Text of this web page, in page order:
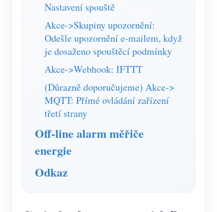
Nastavení spouště
Akce->Skupiny upozornění:
Odešle upozornění e-mailem, když
je dosaženo spouštěcí podmínky
Akce->Webhook: IFTTT
(Důrazně doporučujeme) Akce->
MQTT: Přímé ovládání zařízení
třetí strany
Off-line alarm měřiče
energie
Odkaz